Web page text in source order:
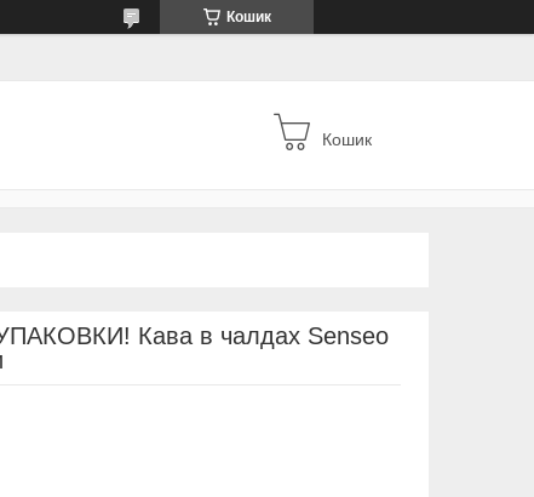
Кошик
Кошик
Кава в чалдах Senseo